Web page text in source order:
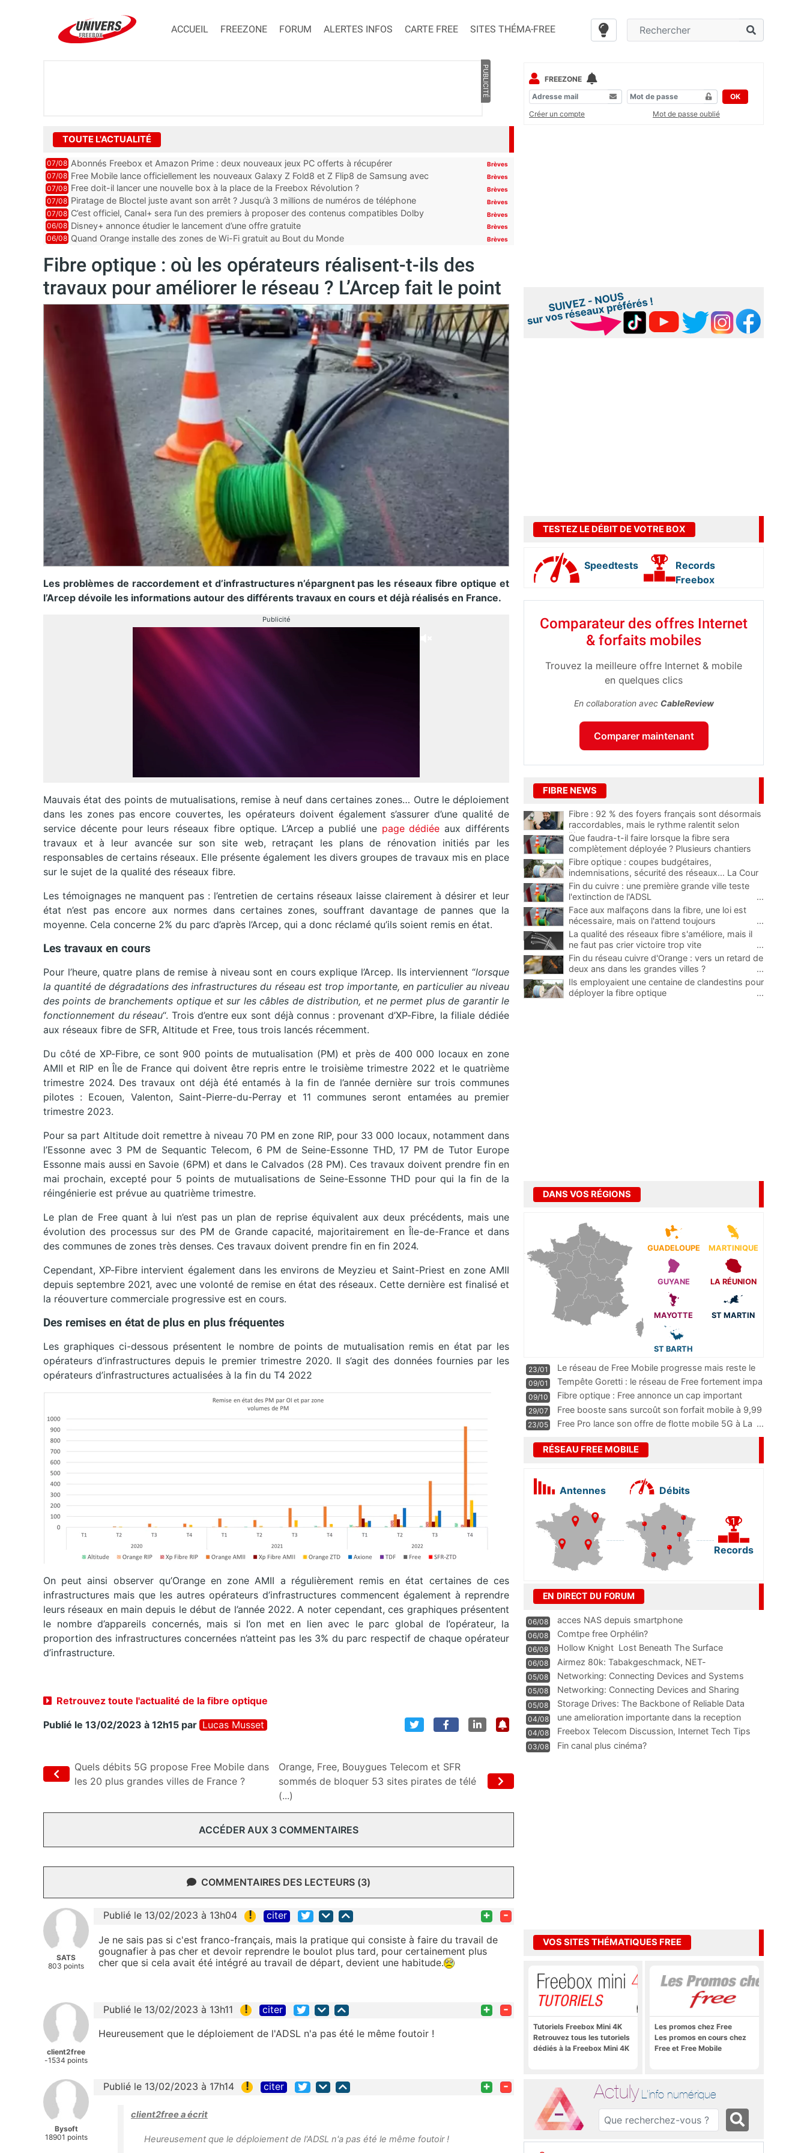
ACCUEIL FREEZONE FORUM ALERTES INFOS CARTE FREE SITES THÉMA-FREE
PUBLICITÉ
TOUTE L'ACTUALITÉ
07/08 Abonnés Freebox et Amazon Prime : deux nouveaux jeux PC offerts à récupérer Brèves
07/08 Free Mobile lance officiellement les nouveaux Galaxy Z Fold8 et Z Flip8 de Samsung avec
des promos et des cadeaux
Brèves
07/08 Free doit-il lancer une nouvelle box à la place de la Freebox Révolution ? Brèves
07/08 Piratage de Bloctel juste avant son arrêt ? Jusqu’à 3 millions de numéros de téléphone
auraient fuité
Brèves
07/08 C’est officiel, Canal+ sera l’un des premiers à proposer des contenus compatibles Dolby
Vision 2
Brèves
06/08 Disney+ annonce étudier le lancement d’une offre gratuite Brèves
06/08 Quand Orange installe des zones de Wi-Fi gratuit au Bout du Monde Brèves
Fibre optique : où les opérateurs réalisent-t-ils des
travaux pour améliorer le réseau ? L’Arcep fait le point
Les problèmes de raccordement et d’infrastructures n’épargnent pas les réseaux fibre optique et
l’Arcep dévoile les informations autour des différents travaux en cours et déjà réalisés en France.
Publicité
Mauvais état des points de mutualisations, remise à neuf dans certaines zones… Outre le déploiement
dans les zones pas encore couvertes, les opérateurs doivent également s’assurer d’une qualité de
service décente pour leurs réseaux fibre optique. L’Arcep a publié une page dédiée aux différents
travaux et à leur avancée sur son site web, retraçant les plans de rénovation initiés par les
responsables de certains réseaux. Elle présente également les divers groupes de travaux mis en place
sur le sujet de la qualité des réseaux fibre.
Les témoignages ne manquent pas : l’entretien de certains réseaux laisse clairement à désirer et leur
état n’est pas encore aux normes dans certaines zones, souffrant davantage de pannes que la
moyenne. Cela concerne 2% du parc d’après l’Arcep, qui a donc réclamé qu’ils soient remis en état.
Les travaux en cours
Pour l’heure, quatre plans de remise à niveau sont en cours explique l’Arcep. Ils interviennent “lorsque
la quantité de dégradations des infrastructures du réseau est trop importante, en particulier au niveau
des points de branchements optique et sur les câbles de distribution, et ne permet plus de garantir le
fonctionnement du réseau“. Trois d’entre eux sont déjà connus : provenant d’XP-Fibre, la filiale dédiée
aux réseaux fibre de SFR, Altitude et Free, tous trois lancés récemment.
Du côté de XP-Fibre, ce sont 900 points de mutualisation (PM) et près de 400 000 locaux en zone
AMII et RIP en Île de France qui doivent être repris entre le troisième trimestre 2022 et le quatrième
trimestre 2024. Des travaux ont déjà été entamés à la fin de l’année dernière sur trois communes
pilotes : Ecouen, Valenton, Saint-Pierre-du-Perray et 11 communes seront entamées au premier
trimestre 2023.
Pour sa part Altitude doit remettre à niveau 70 PM en zone RIP, pour 33 000 locaux, notamment dans
l’Essonne avec 3 PM de Sequantic Telecom, 6 PM de Seine-Essonne THD, 17 PM de Tutor Europe
Essonne mais aussi en Savoie (6PM) et dans le Calvados (28 PM). Ces travaux doivent prendre fin en
mai prochain, excepté pour 5 points de mutualisations de Seine-Essonne THD pour qui la fin de la
réingénierie est prévue au quatrième trimestre.
Le plan de Free quant à lui n’est pas un plan de reprise équivalent aux deux précédents, mais une
évolution des processus sur des PM de Grande capacité, majoritairement en Île-de-France et dans
des communes de zones très denses. Ces travaux doivent prendre fin en fin 2024.
Cependant, XP-Fibre intervient également dans les environs de Meyzieu et Saint-Priest en zone AMII
depuis septembre 2021, avec une volonté de remise en état des réseaux. Cette dernière est finalisé et
la réouverture commerciale progressive est en cours.
Des remises en état de plus en plus fréquentes
Les graphiques ci-dessous présentent le nombre de points de mutualisation remis en état par les
opérateurs d’infrastructures depuis le premier trimestre 2020. Il s’agit des données fournies par les
opérateurs d’infrastructures actualisées à la fin du T4 2022
On peut ainsi observer qu’Orange en zone AMII a régulièrement remis en état certaines de ces
infrastructures mais que les autres opérateurs d’infrastructures commencent également à reprendre
leurs réseaux en main depuis le début de l’année 2022. A noter cependant, ces graphiques présentent
le nombre d’appareils concernés, mais si l’on met en lien avec le parc global de l’opérateur, la
proportion des infrastructures concernées n’atteint pas les 3% du parc respectif de chaque opérateur
d’infrastructure.
Retrouvez toute l'actualité de la fibre optique
Publié le 13/02/2023 à 12h15 par Lucas Musset
Quels débits 5G propose Free Mobile dans
les 20 plus grandes villes de France ?
Orange, Free, Bouygues Telecom et SFR
sommés de bloquer 53 sites pirates de télé
(...)
ACCÉDER AUX 3 COMMENTAIRES
COMMENTAIRES DES LECTEURS (3)
SATS
803 points
Publié le 13/02/2023 à 13h04 ! citer + -
Je ne sais pas si c'est franco-français, mais la pratique qui consiste à faire du travail de
gougnafier à pas cher et devoir reprendre le boulot plus tard, pour certainement plus
cher que si cela avait été intégré au travail de départ, devient une habitude.
client2free
-1534 points
Publié le 13/02/2023 à 13h11 ! citer + -
Heureusement que le déploiement de l'ADSL n'a pas été le même foutoir !
Bysoft
18901 points
Publié le 13/02/2023 à 17h14 ! citer + -
client2free a écrit
Heureusement que le déploiement de l'ADSL n'a pas été le même foutoir !
FREEZONE
OK
Créer un compte
Mot de passe oublié
TESTEZ LE DÉBIT DE VOTRE BOX
Speedtests
Records
Freebox
Comparateur des offres Internet
& forfaits mobiles
Trouvez la meilleure offre Internet & mobile
en quelques clics
En collaboration avec CableReview
Comparer maintenant
FIBRE NEWS
Fibre : 92 % des foyers français sont désormais
raccordables, mais le rythme ralentit selon
l'Arcep
Que faudra-t-il faire lorsque la fibre sera
complètement déployée ? Plusieurs chantiers
proposés
Fibre optique : coupes budgétaires,
indemnisations, sécurité des réseaux... La Cour
des comptes tire la sonnette d'alarme
Fin du cuivre : une première grande ville teste
l'extinction de l'ADSL
...
Face aux malfaçons dans la fibre, une loi est
nécessaire, mais on l'attend toujours
...
La qualité des réseaux fibre s'améliore, mais il
ne faut pas crier victoire trop vite
...
Fin du réseau cuivre d'Orange : vers un retard de
deux ans dans les grandes villes ?
...
Ils employaient une centaine de clandestins pour
déployer la fibre optique
...
DANS VOS RÉGIONS
GUADELOUPE MARTINIQUE
GUYANE LA RÉUNION
MAYOTTE ST MARTIN
ST BARTH
23/01
Le réseau de Free Mobile progresse mais reste le
m
...
09/01
Tempête Goretti : le réseau de Free fortement impa
09/10
Fibre optique : Free annonce un cap important
pass
...
29/07
Free booste sans surcoût son forfait mobile à 9,99
23/05 Free Pro lance son offre de flotte mobile 5G à La ...
RÉSEAU FREE MOBILE
Antennes Débits
Records
EN DIRECT DU FORUM
06/08 acces NAS depuis smartphone
06/08 Comtpe free Orphélin?
06/08 Hollow Knight  Lost Beneath The Surface
06/08
Airmez 80k: Tabakgeschmack, NET-
Technologie und Leistung im
05/08 Networking: Connecting Devices and Systems
05/08
Networking: Connecting Devices and Sharing
Information
05/08
Storage Drives: The Backbone of Reliable Data
Management
04/08
une amelioration importante dans la reception
WIFI
04/08
Freebox Telecom Discussion, Internet Tech Tips
Communi
03/08 Fin canal plus cinéma?
VOS SITES THÉMATIQUES FREE
Tutoriels Freebox Mini 4K
Retrouvez tous les tutoriels
dédiés à la Freebox Mini 4K
Les promos chez Free
Les promos en cours chez
Free et Free Mobile
Actuly L'info numérique